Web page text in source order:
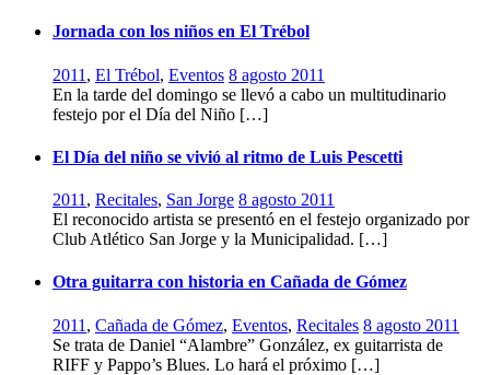
Jornada con los niños en El Trébol
2011 , El Trébol, Eventos 8 agosto 2011
En la tarde del domingo se llevó a cabo un multitudinario
festejo por el Día del Niño […]
El Día del niño se vivió al ritmo de Luis Pescetti
2011 , Recitales, San Jorge 8 agosto 2011
El reconocido artista se presentó en el festejo organizado por
Club Atlético San Jorge y la Municipalidad. […]
Otra guitarra con historia en Cañada de Gómez
2011 , Cañada de Gómez, Eventos, Recitales 8 agosto 2011
Se trata de Daniel “Alambre” González, ex guitarrista de
RIFF y Pappo’s Blues. Lo hará el próximo […]